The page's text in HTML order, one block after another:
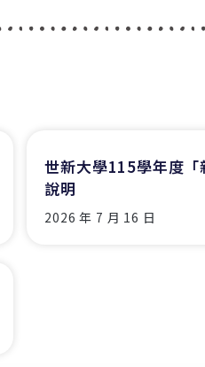
世新大學115學年度
說明
2026 年 7 月 16 日